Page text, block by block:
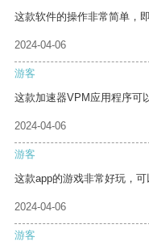
这款软件的操作非常简单，
2024-04-06
游客
这款加速器VPM应用程序可
2024-04-06
游客
这款app的游戏非常好玩，可
2024-04-06
游客